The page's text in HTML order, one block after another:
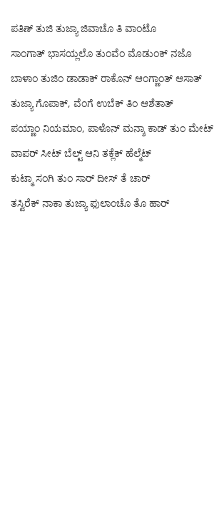
ಪತಿಣ್ ತುಜಿ ತುಜ್ಯಾ ಜಿವಾಚೊ ತಿ ವಾಂಟೊ
ಸಾಂಗಾತ್ ಭಾಸಯ್ಲಲೊ ತುಂವೆಂ ಮೊಡುಂಕ್ ನಜೊ
ಬಾಳಾಂ ತುಜಿಂ ಡಾಡಾಕ್ ರಾಕೊನ್ ಆಂಗ್ಣಾಂತ್ ಆಸಾತ್
ತುಜ್ಯಾ ಗೊಪಾಕ್, ವೆಂಗೆ ಉಬೆಕ್ ತಿಂ ಆಶೆತಾತ್
ಪಯ್ಣಾಂ ನಿಯಮಾಂ, ಪಾಳೊನ್ ಮನ್ಶಾ ಕಾಡ್ ತುಂ ಮೇಟ್
ವಾಪರ್ ಸೀಟ್ ಬೆಲ್ಟ್ ಆನಿ ತಕ್ಲೆಕ್ ಹೆಲ್ಮೆಟ್
ಕುಟ್ಮಾ ಸಂಗಿ ತುಂ ಸಾರ್ ದೀಸ್ ತೆ ಚಾರ್
ತಸ್ವಿರೆಕ್ ನಾಕಾ ತುಜ್ಯಾ ಫುಲಾಂಚೊ ತೊ ಹಾರ್